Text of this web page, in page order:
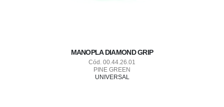
MANOPLA DIAMOND GRIP
Cód. 00.44.26.01
PINE GREEN
UNIVERSAL